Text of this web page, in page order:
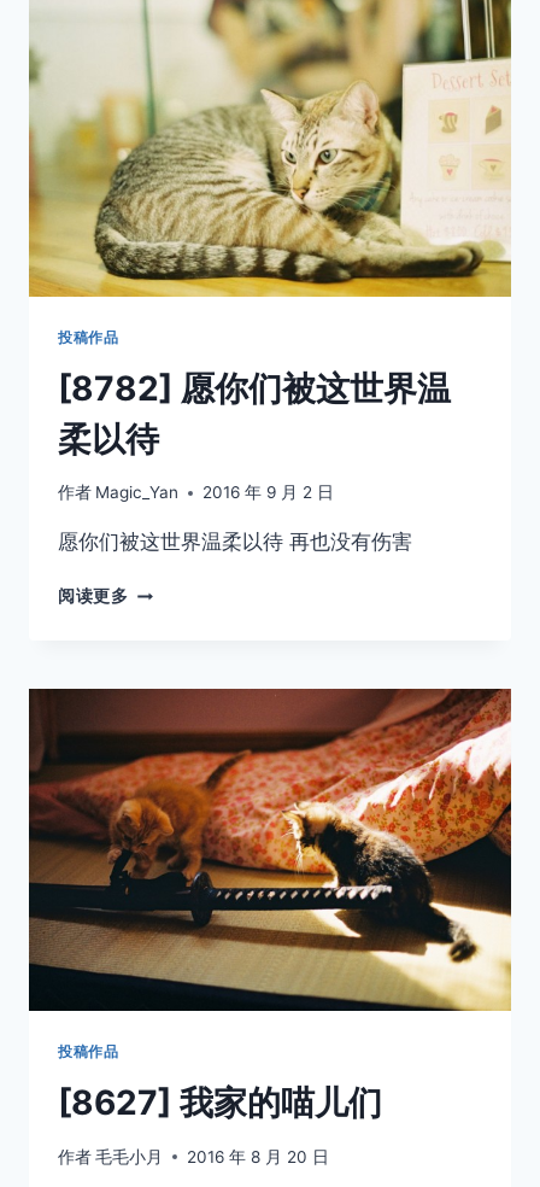
投稿作品
[8782] 愿你们被这世界温
柔以待
作者 Magic_Yan 2016 年 9 月 2 日
愿你们被这世界温柔以待 再也没有伤害
阅读更多 [8782]
被
界
温
柔
以
待
投稿作品
[8627] 我家的喵儿们
作者毛毛小月 2016 年 8 月 20 日